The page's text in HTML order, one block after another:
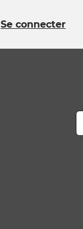
Se connecter